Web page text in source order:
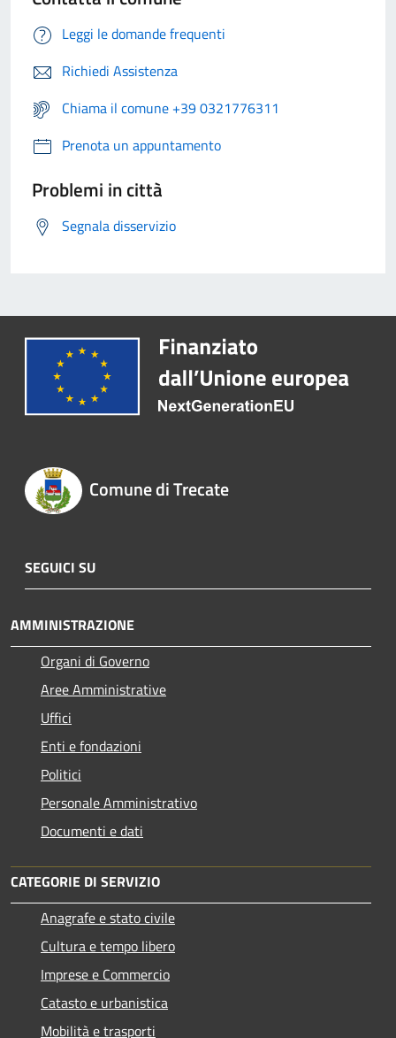
Leggi le domande frequenti
Richiedi Assistenza
Chiama il comune +39 0321776311
Prenota un appuntamento
Problemi in città
Segnala disservizio
Comune di Trecate
SEGUICI SU
AMMINISTRAZIONE
Organi di Governo
Aree Amministrative
Uffici
Enti e fondazioni
Politici
Personale Amministrativo
Documenti e dati
CATEGORIE DI SERVIZIO
Anagrafe e stato civile
Cultura e tempo libero
Imprese e Commercio
Catasto e urbanistica
Mobilità e trasporti